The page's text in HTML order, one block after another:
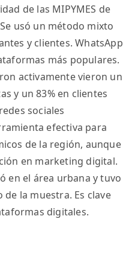
de las MIPYMES de
usó un método mixto
y clientes. WhatsApp
más populares.
activamente vieron un
y un 83% en clientes
sociales
efectiva para
de la región, aunque
en marketing digital.
en el área urbana y tuvo
la muestra. Es clave
digitales.